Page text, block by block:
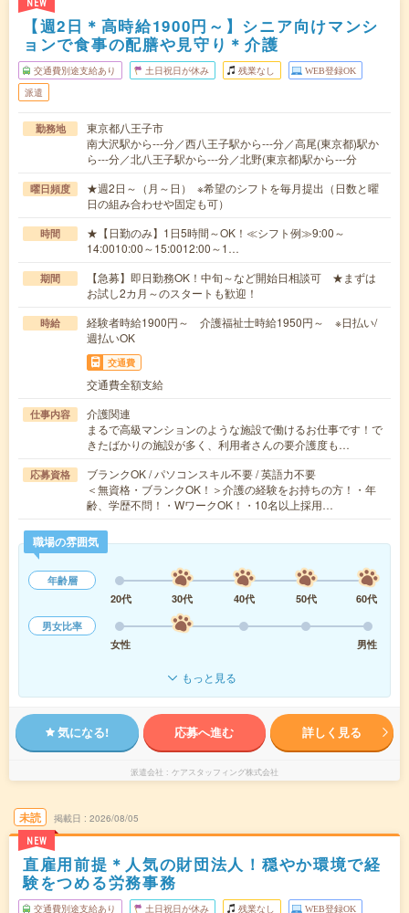
NEW
【週2日＊高時給1900円～】シニア向けマンシ
ョンで食事の配膳や見守り＊介護
交通費別途支給あり 土日祝日が休み 残業なし WEB登録OK
派遣
勤務地
東京都八王子市
南大沢駅から---分／西八王子駅から---分／高尾(東京都)駅か
ら---分／北八王子駅から---分／北野(東京都)駅から---分
曜日頻度
★週2日～（月～日） ※希望のシフトを毎月提出（日数と曜
日の組み合わせや固定も可）
時間
★【日勤のみ】1日5時間～OK！≪シフト例≫9:00～
14:0010:00～15:0012:00～1…
期間
【急募】即日勤務OK！中旬～など開始日相談可 ★まずは
お試し2カ月～のスタートも歓迎！
時給
経験者時給1900円～ 介護福祉士時給1950円～ ※日払い/
週払いOK
交通費
交通費全額支給
仕事内容
介護関連
まるで高級マンションのような施設で働けるお仕事です！で
きたばかりの施設が多く、利用者さんの要介護度も…
応募資格
ブランクOK / パソコンスキル不要 / 英語力不要
＜無資格・ブランクOK！＞介護の経験をお持ちの方！・年
齢、学歴不問！・WワークOK！・10名以上採用…
職場の雰囲気
年齢層
20代
30代 40代 50代
60代
男女比率
女性
男性
もっと見る
気になる! 応募へ進む 詳しく見る
派遣会社 ケアスタッフィング株式会社
未読
NEW
掲載日 2026/08/05
直雇用前提＊人気の財団法人！穏やか環境で経
験をつめる労務事務
交通費別途支給あり 土日祝日が休み 残業なし WEB登録OK